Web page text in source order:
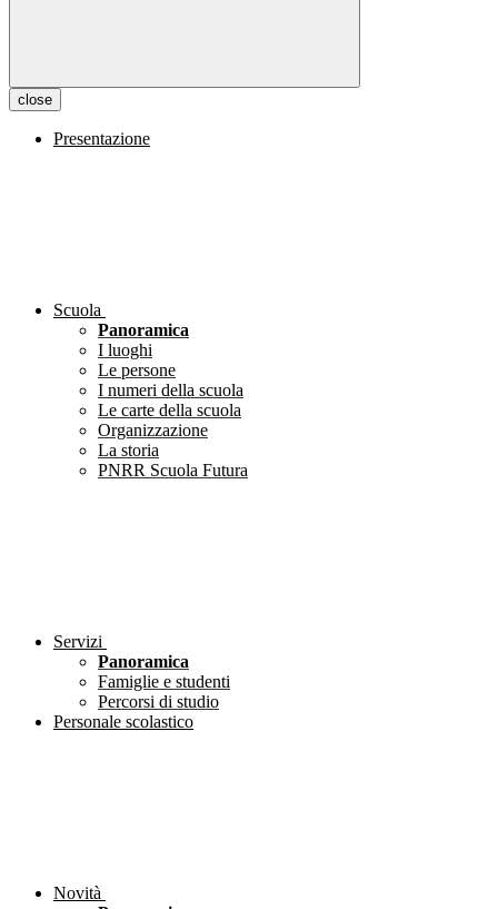
close
Presentazione
Scuola
Panoramica
I luoghi
Le persone
I numeri della scuola
Le carte della scuola
Organizzazione
La storia
PNRR Scuola Futura
Servizi
Panoramica
Famiglie e studenti
Percorsi di studio
Personale scolastico
Novità